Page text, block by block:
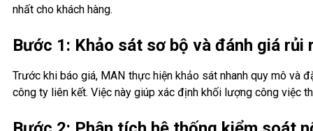
nhất cho khách hàng.
Bước 1: Khảo sát sơ bộ và đánh giá rủi
Trước khi báo giá, MAN thực hiện khảo sát nhanh quy mô và
công ty liên kết. Việc này giúp xác định khối lượng công việc